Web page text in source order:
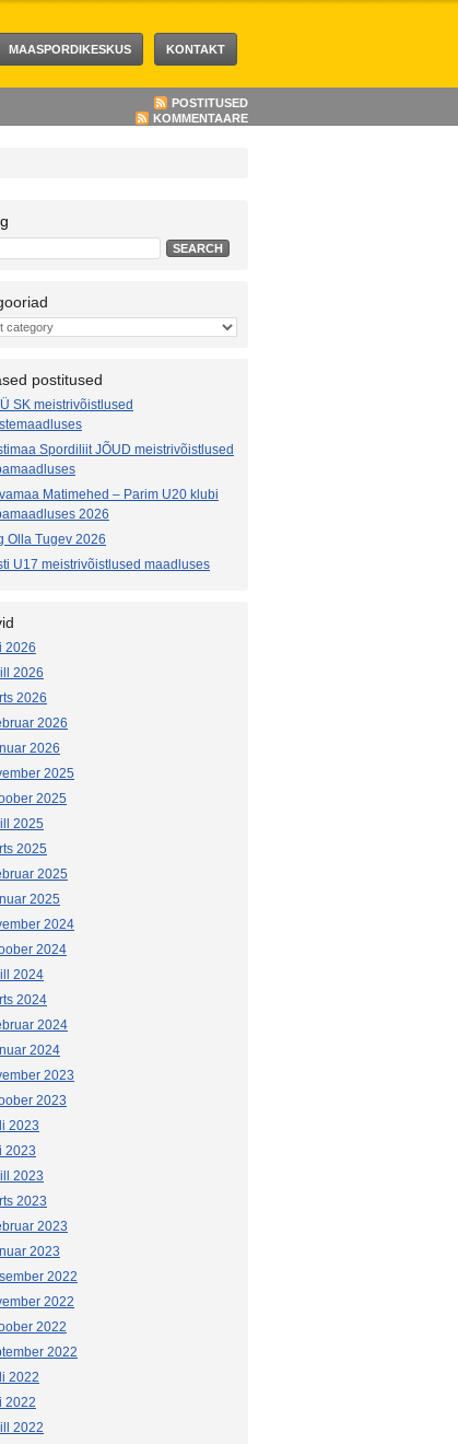
MAASPORDIKESKUS KONTAKT
POSTITUSED
KOMMENTAARE
postitused
SK meistrivõistlused
Spordiliit JÕUD meistrivõistlused
Matimehed – Parim U20 klubi
2026
Olla Tugev 2026
U17 meistrivõistlused maadluses
2026
2026
2026
2026
2026
2025
2025
2025
2025
2025
2025
2024
2024
2024
2024
2024
2024
2023
2023
2023
2023
2023
2023
2023
2023
2022
2022
2022
2022
2022
2022
2022